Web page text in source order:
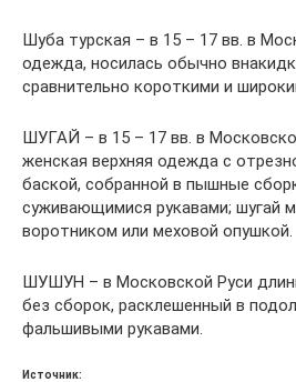
Шуба турская – в 15 – 17 вв. в
одежда, носилась обычно
сравнительно короткими и
ШУГАЙ – в 15 – 17 вв. в
женская верхняя одежда с
баской, собранной в пышные
суживающимися рукавами; шугай
воротником или меховой опушкой.
ШУШУН – в Московской Руси
без сборок, расклешенный в
фальшивыми рукавами.
Источник: